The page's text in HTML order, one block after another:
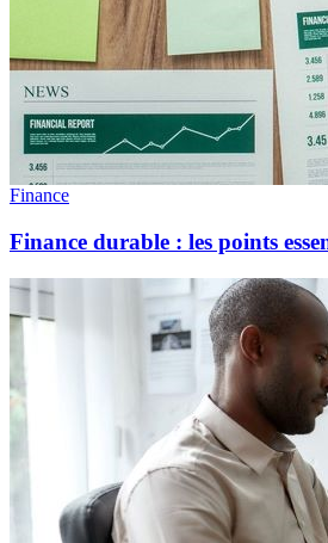
Finance
Finance durable : les points